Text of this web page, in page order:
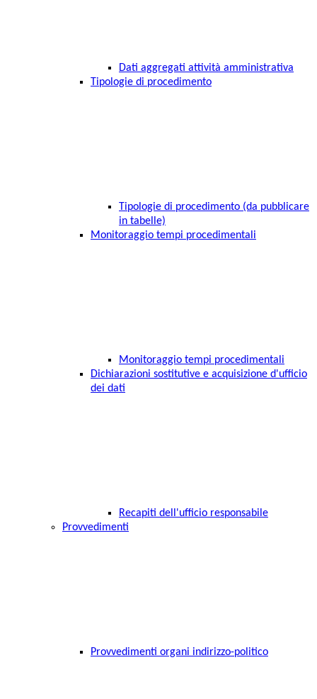
Dati aggregati attività amministrativa
Tipologie di procedimento
Tipologie di procedimento (da pubblicare
in tabelle)
Monitoraggio tempi procedimentali
Monitoraggio tempi procedimentali
Dichiarazioni sostitutive e acquisizione d'ufficio
dei dati
Recapiti dell'ufficio responsabile
Provvedimenti
Provvedimenti organi indirizzo-politico